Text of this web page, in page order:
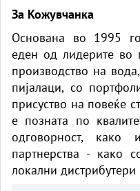
За Кожувчанка
Основана во 1995
еден од лидерите во
производство на
пијалаци, со
присуство на повеќе
е позната по
одговорност,
партнерства - како
локални дистрибутери